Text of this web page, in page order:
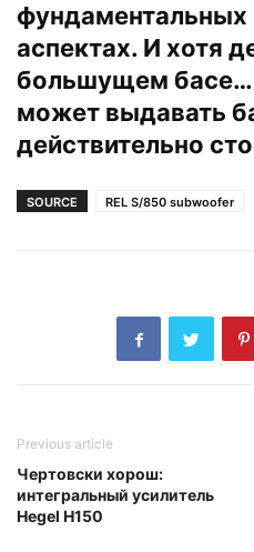
аспектах. И хотя
большущем басе…
может выдавать
действительно
SOURCE REL S/850 subwoofer
Previous article
Чертовски хорош:
интегральный усилитель
Hegel H150